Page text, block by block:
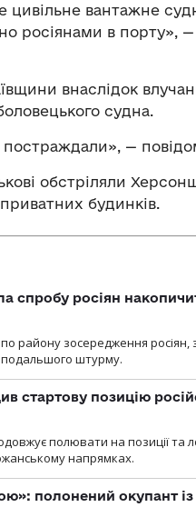
цивільне вантажне
росіянами в порту»,
внаслідок
судна.
—
обстріляли
будинків.
спробу росіян
району зосередження
подальшого штурму.
стартову позицію
полювати на позиції та
напрямках.
полонений окупант